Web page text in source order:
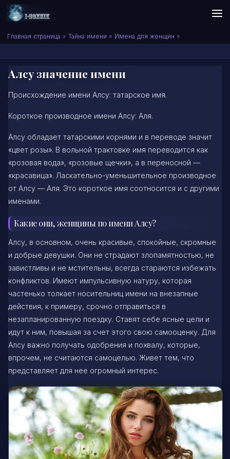
Skip to content
Сонник I-SONNIK.COM
Главная страница » Тайна имени » Имена для женщин »
Алсу значение имени
Происхождение имени Алсу: татарское имя.
Короткое производное имени Алсу: Аля.
Алсу обладает татарскими корнями и в переводе значит
«цвет розы». В вольной трактовке имя переводится как
«розовая вода», «розовые щечки», а в переносной —
«красавица». Ласкательно-уменьшительное производное
от Алсу — Аля. Это короткое имя соотносится и с другими
именами.
Какие они, женщины по имени Алсу?
Алсу, в основном, очень красивые, спокойные, скромные
и добрые девушки. Они не страдают злопамятностью, не
завистливы и не мстительны, всегда стараются избежать
конфликтов. Имеют импульсивную натуру, которая
частенько толкает носительниц имени на внезапные
действия, к примеру, срочно отправиться в
незапланированную поездку. Ставят себе ясные цели и
идут к ним, повышая за счет этого свою самооценку. Для
Алсу важно получать одобрения и похвалу, которые,
впрочем, не считаются самоцелью. Живет тем, что
представляет для нее огромный интерес.